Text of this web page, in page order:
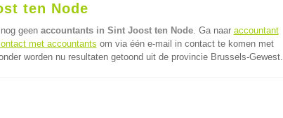
ten Node
geen accountants in Sint Joost ten Node. Ga naar accountant
met accountants om via één e-mail in contact te komen met
worden nu resultaten getoond uit de provincie Brussels-Gewest.